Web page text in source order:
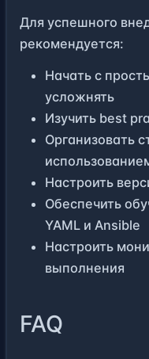
Для успешного
рекомендуется:
Начать с
усложнять
Изучить best
Организовать
Настроить
Обеспечить
YAML и Ansible
Настроить
выполнения
FAQ